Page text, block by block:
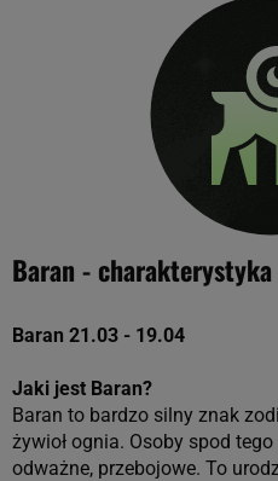
Baran - charakterystyka
Baran 21.03 - 19.04
Jaki jest Baran?
Baran to bardzo silny znak
żywioł ognia. Osoby spod
odważne, przebojowe. To